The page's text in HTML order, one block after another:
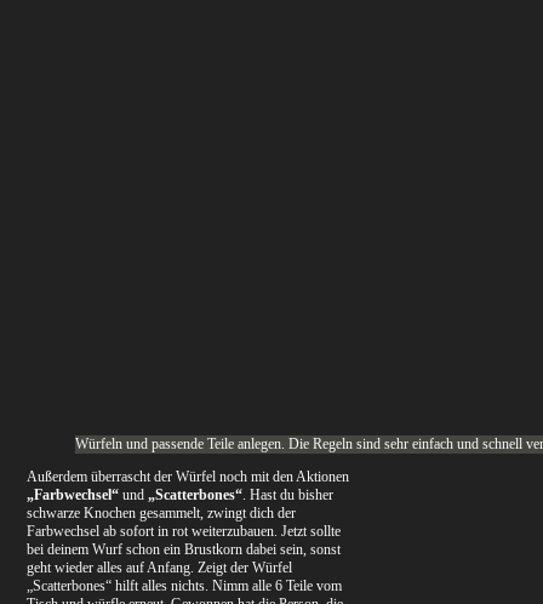
Würfeln und passende Teile anlegen. Die Regeln sind sehr einfach und schnell
Außerdem überrascht der Würfel noch mit den Aktionen
„Farbwechsel“ und„Scatterbones“. Hast du bisher
schwarze Knochen gesammelt, zwingt dich der
Farbwechsel ab sofort in rot weiterzubauen. Jetzt sollte
bei deinem Wurf schon ein Brustkorn dabei sein, sonst
geht wieder alles auf Anfang. Zeigt der Würfel
„Scatterbones“ hilft alles nichts. Nimm alle 6 Teile vom